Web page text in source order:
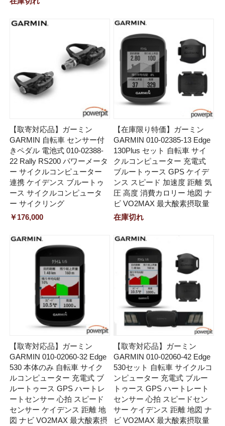
【取寄対応品】ガーミン
GARMIN 自転車 センサー付
きペダル 電池式 010-02388-
22 Rally RS200 パワーメータ
ー サイクルコンピューター
連携 ケイデンス ブルートゥ
ース サイクルコンピュータ
ー サイクリング
￥176,000
【在庫限り特価】ガーミン
GARMIN 010-02385-13 Edge
130Plus セット 自転車 サイ
クルコンピューター 充電式
ブルートゥース GPS ケイデ
ンス スピード 加速度 距離 気
圧 高度 消費カロリー 地図 ナ
ビ VO2MAX 最大酸素摂取量
在庫切れ
【取寄対応品】ガーミン
GARMIN 010-02060-32 Edge
530 本体のみ 自転車 サイク
ルコンピューター 充電式 ブ
ルートゥース GPS ハートレ
ートセンサー 心拍 スピード
センサー ケイデンス 距離 地
図 ナビ VO2MAX 最大酸素摂
【取寄対応品】ガーミン
GARMIN 010-02060-42 Edge
530セット 自転車 サイクルコ
ンピューター 充電式 ブルー
トゥース GPS ハートレート
センサー 心拍 スピードセン
サー ケイデンス 距離 地図 ナ
ビ VO2MAX 最大酸素摂取量